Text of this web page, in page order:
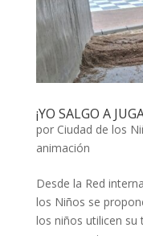
¡YO SALGO A
por Ciudad de los
animación
Desde la Red
los Niños se
los niños utilicen su